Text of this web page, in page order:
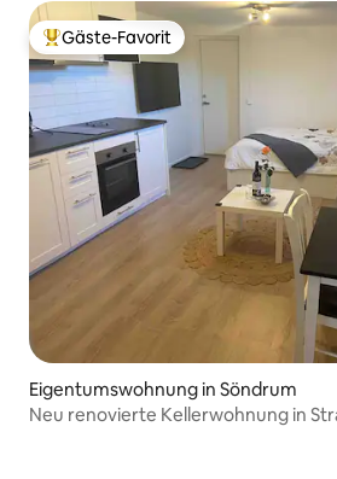
Beliebter Gäste-Favorit.
Gäste-Favorit
Eigentumswohnung in Söndrum
Neu renovierte Kellerwohnung in